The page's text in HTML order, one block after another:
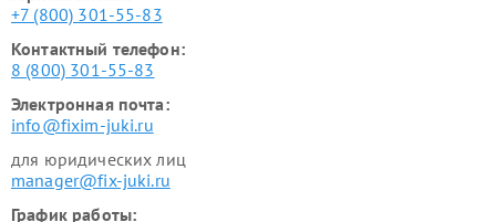
+7 (800) 301-55-83
Контактный телефон:
8 (800) 301-55-83
Электронная почта:
info@fixim-juki.ru
для юридических лиц
manager@fix-juki.ru
График работы: